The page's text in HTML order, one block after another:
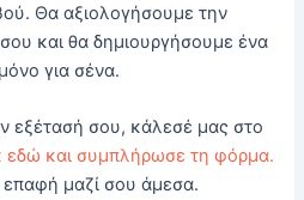
Θα αξιολογήσουμε την
και θα δημιουργήσουμε ένα
για σένα.
εξέτασή σου, κάλεσέ μας στο
εδώ και συμπλήρωσε τη φόρμα.
μαζί σου άμεσα.